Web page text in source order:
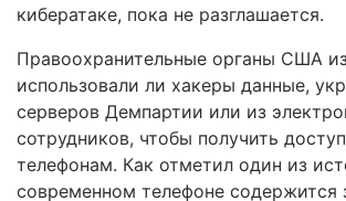
кибератаке, пока не разглашается.
Правоохранительные органы США
использовали ли хакеры данные,
серверов Демпартии или из
сотрудников, чтобы получить
телефонам. Как отметил один из
современном телефоне содержится